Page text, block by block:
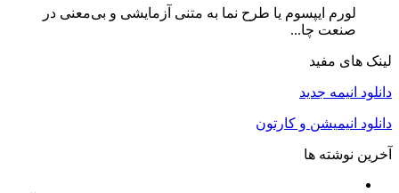
لورم ایپسوم یا طرح‌ نما به متنی آزمایشی و بی‌معنی در
صنعت چا...
لینک های مفید
دانلود انیمه جدید
دانلود انیمیشن و کارتون
آخرین نوشته ها